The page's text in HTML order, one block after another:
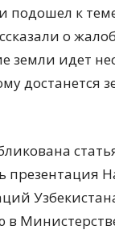
подошел к
о
земли идет
достанется